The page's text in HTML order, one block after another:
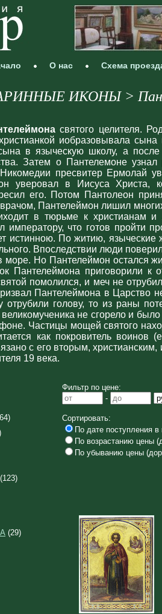
О нас Схема
ИКОНЫ >
святого целителя.
иобразовывала
в языческую школу, а
Затем о Пантелемоне
пресвитер Ермолай
уверовал в Иисуса Христа,
его. Потом Пантолеон
Пантелеймон лишил
в тюрьме к христианам
императору, что готов пройти
истинною. По житию,
Впоследствии люди
море. Но Пантелеймон остался
Пантелеймона приговорили к
помолился, и меч не
Пантелеймона в Царство
отрубили голову, то из раны
не сгорело и
Частицы мощей святого
как покровитель воинов
с его вторым,
19 века.
(29)
Фильтр по цене:
-
Сортировать:
По дате поступления в
По возрастанию цены
По убыванию цены